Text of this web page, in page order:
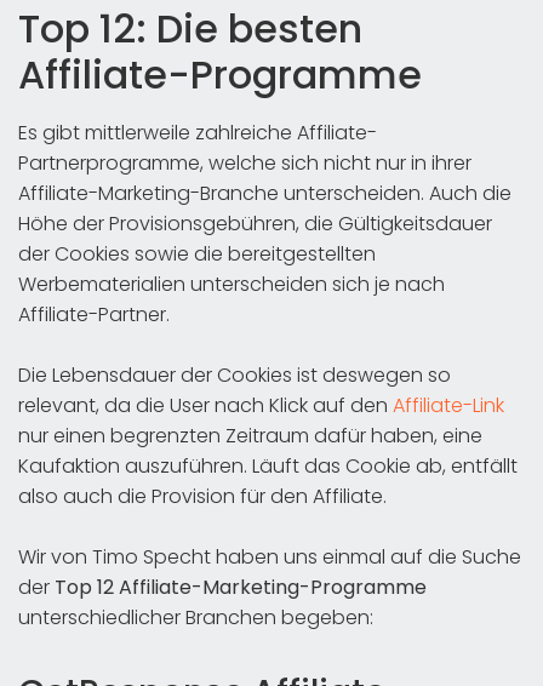
Top 12: Die besten
Affiliate-Programme
Es gibt mittlerweile zahlreiche Affiliate-
Partnerprogramme, welche sich nicht nur in ihrer
Affiliate-Marketing-Branche unterscheiden. Auch die
Höhe der Provisionsgebühren, die Gültigkeitsdauer
der Cookies sowie die bereitgestellten
Werbematerialien unterscheiden sich je nach
Affiliate-Partner.
Die Lebensdauer der Cookies ist deswegen so
relevant, da die User nach Klick auf den Affiliate-Link
nur einen begrenzten Zeitraum dafür haben, eine
Kaufaktion auszuführen. Läuft das Cookie ab, entfällt
also auch die Provision für den Affiliate.
Wir von Timo Specht haben uns einmal auf die Suche
der Top 12 Affiliate-Marketing-Programme
unterschiedlicher Branchen begeben: